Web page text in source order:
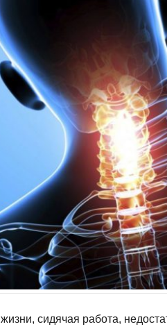
сидячая работа,